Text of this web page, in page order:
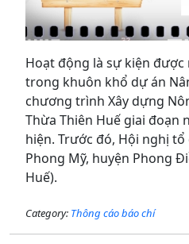
Hoạt động là sự kiện
trong khuôn khổ dự án
chương trình Xây dựng
Thừa Thiên Huế giai đoạn
hiện. Trước đó, Hội nghị
Phong Mỹ, huyện Phong
Huế).
Category: Thông cáo báo chí